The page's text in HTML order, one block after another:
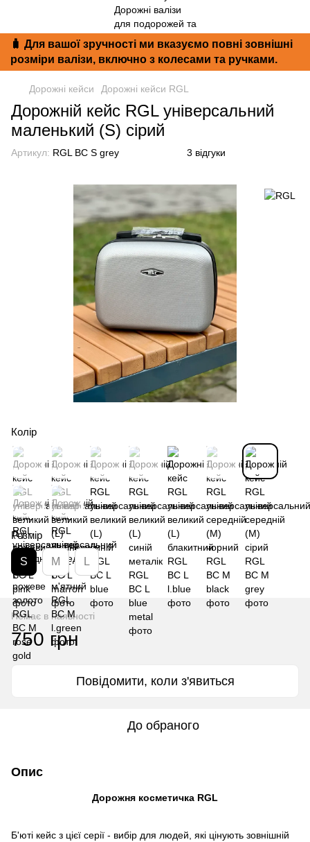
🧳 Для вашої зручності ми вказуємо повні зовнішні
розміри валізи, включно з колесами та ручками.
Дорожні кейси Дорожні кейси RGL
Дорожній кейс RGL універсальний
маленький (S) сірий
Артикул: RGL BC S grey 3 відгуки
Колір
Розмір
S M L
Немає в наявності
750 грн
Повідомити, коли з'явиться
До обраного
Опис
Дорожня косметичка RGL
Б'юті кейс з цієї серії - вибір для людей, які цінують зовнішній